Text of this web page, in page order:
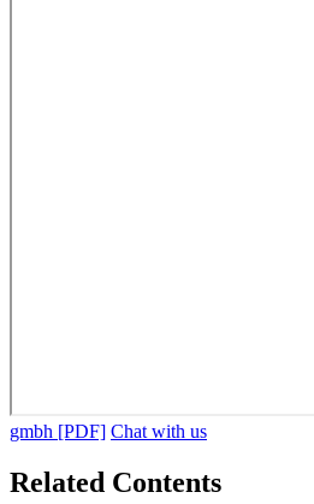
gmbh [PDF] Chat with us
Related Contents